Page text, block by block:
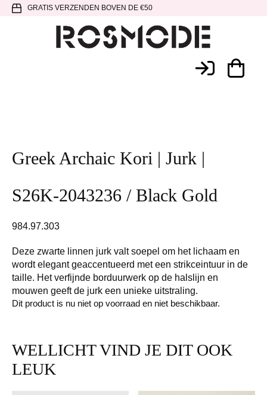
Spring
hoofdnavigatie
Door
SpringGRATIS VERZENDEN BOVEN DE €50
Greek Archaic Kori | Jurk |
S26K-2043236 / Black Gold
984.97.303
Deze zwarte linnen jurk valt soepel om het lichaam en
wordt elegant geaccentueerd met een strikceintuur in de
taille. Het verfijnde borduurwerk op de halslijn en
mouwen geeft de jurk een unieke uitstraling.
Dit product is nu niet op voorraad en niet beschikbaar.
WELLICHT VIND JE DIT OOK
LEUK